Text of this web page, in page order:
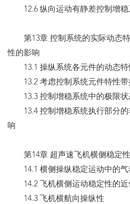
12.6 纵向运动有静差控制增稳
第13章 控制系统的实际动态特
性的影响
13.1 操纵系统各元件的动态特
13.2 考虑控制系统元件特性带
13.3 控制增稳系统中的极限状
13.4 控制增稳系统执行部分的
响
第14章 超声速飞机横侧稳定性
14.1 横侧操纵稳定运动中的气
14.2 飞机横侧运动稳定性的近
14.3 飞机横航向操纵性